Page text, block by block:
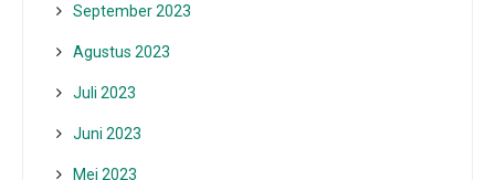
September 2023
Agustus 2023
Juli 2023
Juni 2023
Mei 2023